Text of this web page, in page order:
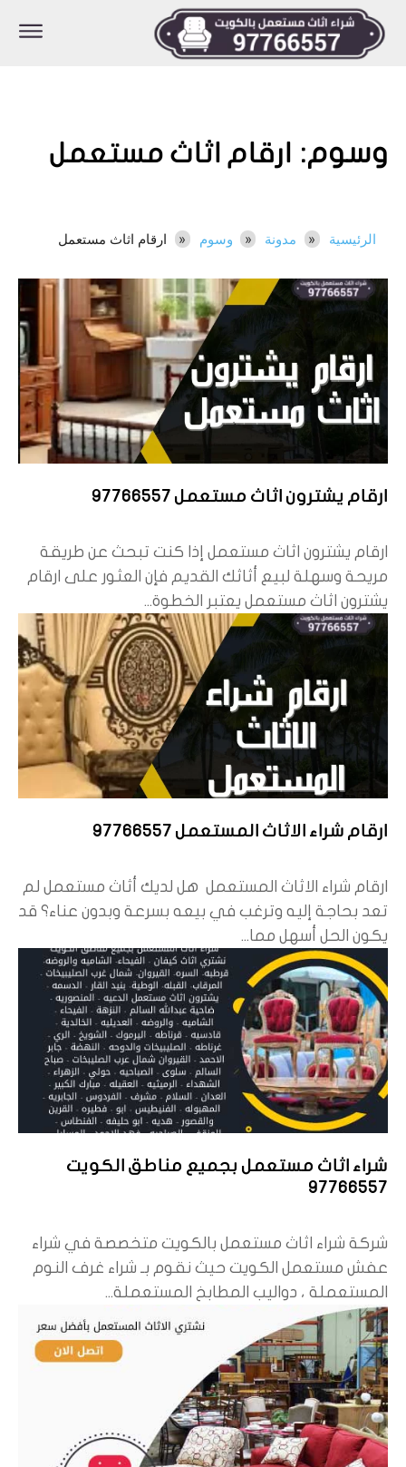
وسوم: ارقام اثاث مستعمل
الرئيسية مدونة وسوم ارقام اثاث مستعمل
ارقام يشترون اثاث مستعمل 97766557
ارقام يشترون اثاث مستعمل إذا كنت تبحث عن طريقة
مريحة وسهلة لبيع أثاثك القديم فإن العثور على ارقام
يشترون اثاث مستعمل يعتبر الخطوة...
ارقام شراء الاثاث المستعمل 97766557
ارقام شراء الاثاث المستعمل هل لديك أثاث مستعمل لم
تعد بحاجة إليه وترغب في بيعه بسرعة وبدون عناء؟ قد
يكون الحل أسهل مما...
شراء اثاث مستعمل بجميع مناطق الكويت
97766557
شركة شراء اثاث مستعمل بالكويت متخصصة في شراء
عفش مستعمل الكويت حيث نقوم بـ شراء غرف النوم
المستعملة ، دواليب المطابخ المستعملة...